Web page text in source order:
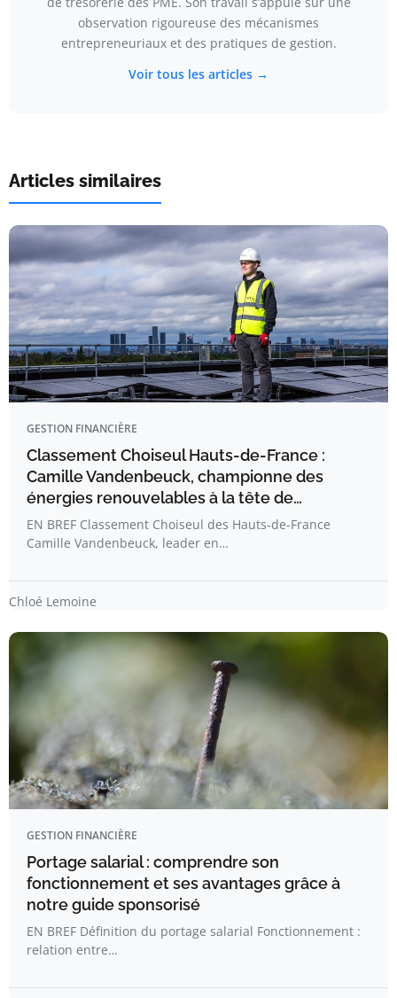
observation rigoureuse des mécanismes
entrepreneuriaux et des pratiques de gestion.
Voir tous les articles →
Articles similaires
GESTION FINANCIÈRE
Classement Choiseul Hauts-de-France :
Camille Vandenbeuck, championne des
énergies renouvelables à la tête de…
EN BREF Classement Choiseul des Hauts-de-France
Camille Vandenbeuck, leader en…
Chloé Lemoine
GESTION FINANCIÈRE
Portage salarial : comprendre son
fonctionnement et ses avantages grâce à
notre guide sponsorisé
EN BREF Définition du portage salarial Fonctionnement :
relation entre…